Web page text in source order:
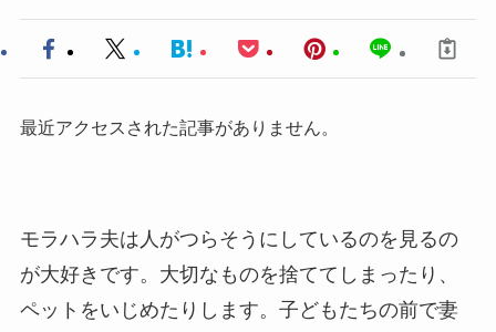
最近アクセスされた記事がありません。
モラハラ夫は人がつらそうにしているのを見るの
が大好きです。大切なものを捨ててしまったり、
ペットをいじめたりします。子どもたちの前で妻